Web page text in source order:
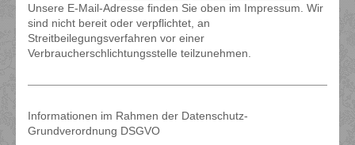
Unsere E-Mail-Adresse finden Sie oben im Impressum. Wir
sind nicht bereit oder verpflichtet, an
Streitbeilegungsverfahren vor einer
Verbraucherschlichtungsstelle teilzunehmen.
Informationen im Rahmen der Datenschutz-
Grundverordnung DSGVO